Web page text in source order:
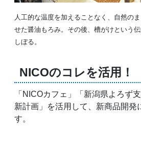
人工的な温度を加えることなく、自然の
せた醤油もろみ。その後、槽がけという
しぼる。
NICOのコレを活用！
「NICOカフェ」「新潟県よろず
新計画」を活用して、新商品開発
す。